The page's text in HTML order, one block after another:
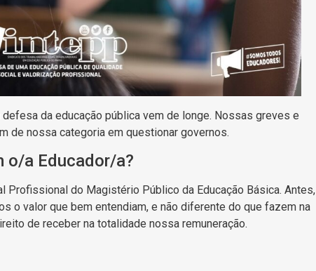
da educação pública vem de longe. Nossas greves e
de nossa categoria em questionar governos.
o/a Educador/a?
Profissional do Magistério Público da Educação Básica. Antes,
o valor que bem entendiam, e não diferente do que fazem na
de receber na totalidade nossa remuneração.